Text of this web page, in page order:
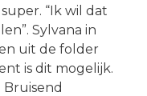
“Ik wil dat
Sylvana in
uit de folder
is dit mogelijk.
Bruisend